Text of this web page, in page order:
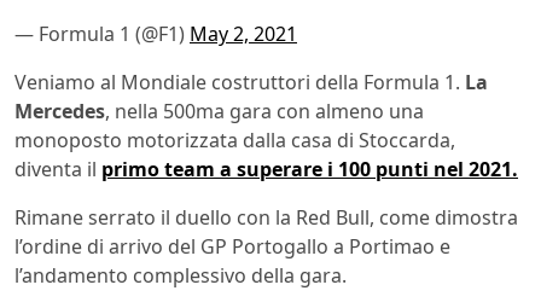
— Formula 1 (@F1) May 2, 2021
Veniamo al Mondiale costruttori della Formula 1. La
Mercedes, nella 500ma gara con almeno una
monoposto motorizzata dalla casa di Stoccarda,
diventa il primo team a superare i 100 punti nel 2021.
Rimane serrato il duello con la Red Bull, come dimostra
l’ordine di arrivo del GP Portogallo a Portimao e
l’andamento complessivo della gara.